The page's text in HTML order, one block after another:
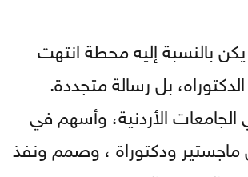
يكن بالنسبة إليه محطة انتهت
بل رسالة متجددة.
الأردنية، وأسهم في
ودكتوراة ، وصمم ونفذ